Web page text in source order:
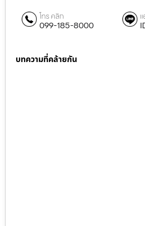
โทร คลิก
099-185-8000
บทความที่คล้ายกัน